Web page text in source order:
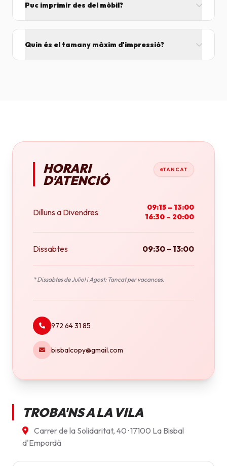
Word i Excel.
Puc imprimir des del mòbil?
Quin és el tamany màxim d'impressió?
HORARI
D'ATENCIÓ
TANCAT
Dilluns a Divendres
09:15 – 13:00
16:30 – 20:00
Dissabtes 09:30 – 13:00
* Dissabtes de Juliol i Agost: Tancat per vacances.
972 64 31 85
bisbalcopy@gmail.com
TROBA'NS A LA VILA
Carrer de la Solidaritat, 40 · 17100 La Bisbal
d'Empordà